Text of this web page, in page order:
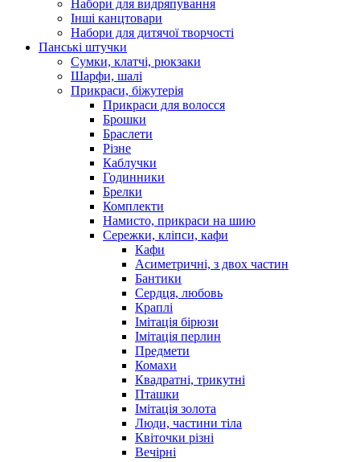
Набори для видряпування
Інші канцтовари
Набори для дитячої творчості
Панські штучки
Сумки, клатчі, рюкзаки
Шарфи, шалі
Прикраси, біжутерія
Прикраси для волосся
Брошки
Браслети
Різне
Каблучки
Годинники
Брелки
Комплекти
Намисто, прикраси на шию
Сережки, кліпси, кафи
Кафи
Асиметричні, з двох частин
Бантики
Сердця, любовь
Краплі
Імітація бірюзи
Імітація перлин
Предмети
Комахи
Квадратні, трикутні
Пташки
Імітація золота
Люди, частини тіла
Квіточки різні
Вечірні